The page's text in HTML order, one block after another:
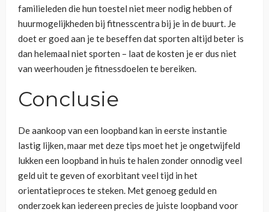
familieleden die hun toestel niet meer nodig hebben of
huurmogelijkheden bij fitnesscentra bij je in de buurt. Je
doet er goed aan je te beseffen dat sporten altijd beter is
dan helemaal niet sporten – laat de kosten je er dus niet
van weerhouden je fitnessdoelen te bereiken.
Conclusie
De aankoop van een loopband kan in eerste instantie
lastig lijken, maar met deze tips moet het je ongetwijfeld
lukken een loopband in huis te halen zonder onnodig veel
geld uit te geven of exorbitant veel tijd in het
orientatieproces te steken. Met genoeg geduld en
onderzoek kan iedereen precies de juiste loopband voor